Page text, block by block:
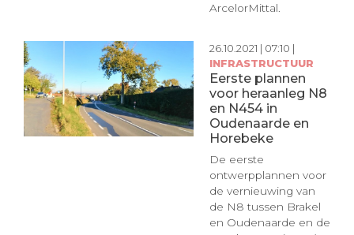
ArcelorMittal.
26.10.2021 | 07:10 |
INFRASTRUCTUUR
Eerste plannen
voor heraanleg N8
en N454 in
Oudenaarde en
Horebeke
De eerste
ontwerpplannen voor
de vernieuwing van
de N8 tussen Brakel
en Oudenaarde en de